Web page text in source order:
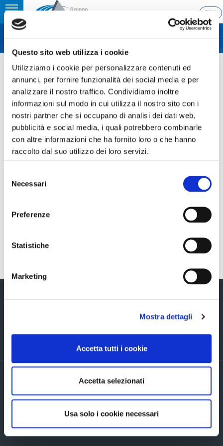
Questo sito web utilizza i cookie
Utilizziamo i cookie per personalizzare contenuti ed
annunci, per fornire funzionalità dei social media e per
analizzare il nostro traffico. Condividiamo inoltre
informazioni sul modo in cui utilizza il nostro sito con i
nostri partner che si occupano di analisi dei dati web,
pubblicità e social media, i quali potrebbero combinarle
con altre informazioni che ha fornito loro o che hanno
raccolto dal suo utilizzo dei loro servizi.
delNecessari
Preferenze
Statistiche
Marketing
Mostra dettagli
Accetta tutti i cookie
Accetta selezionati
Usa solo i cookie necessari
Toggle
navigation
MENU
ENG
Ultimo aggiornamento: 03/04/2018 9:12
03.04.2018
RELAZIONE FINANZIARIA
ANNUALE 2017
Sezione download
Torna indietro
Via Verizzo, 1030 - 31053 Pieve di Soligo (TV) tel +39 0438 980098 fax +39
0438 82096 C.F. - P.I. - R.I. 03916270261
Cookie Policy